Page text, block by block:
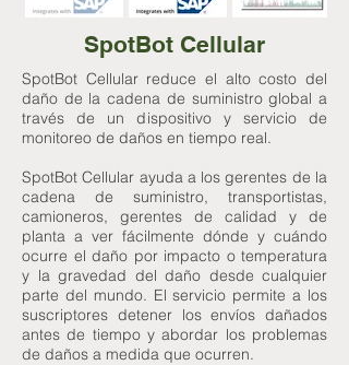
SpotBot Cellular
SpotBot Cellular reduce el alto costo del
daño de la cadena de suministro global a
través de un dispositivo y servicio de
monitoreo de daños en tiempo real.
SpotBot Cellular ayuda a los gerentes de la
cadena de suministro, transportistas,
camioneros, gerentes de calidad y de
planta a ver fácilmente dónde y cuándo
ocurre el daño por impacto o temperatura
y la gravedad del daño desde cualquier
parte del mundo. El servicio permite a los
suscriptores detener los envíos dañados
antes de tiempo y abordar los problemas
de daños a medida que ocurren.